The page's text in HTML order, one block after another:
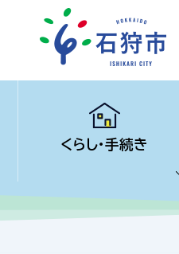
くらし・手続き